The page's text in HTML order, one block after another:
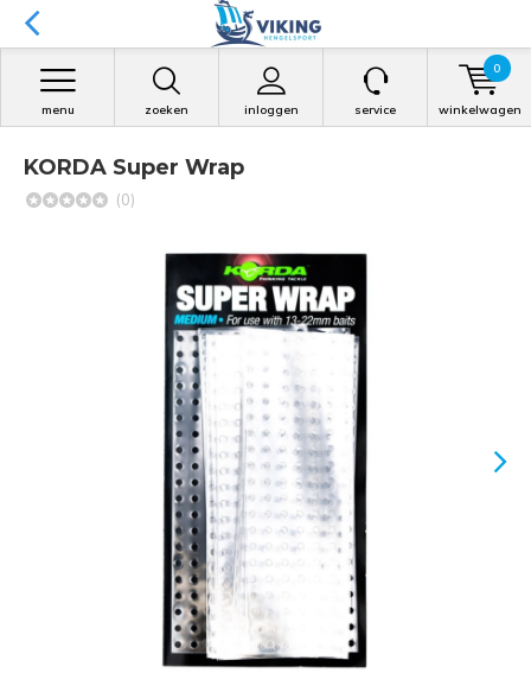
zoeken inloggen
menu service winkelwagen
0
KORDA Super Wrap
(0)